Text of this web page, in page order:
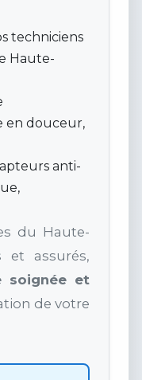
techniciens
Haute-
en douceur,
anti-
du Haute-
et assurés,
soignée et
de votre